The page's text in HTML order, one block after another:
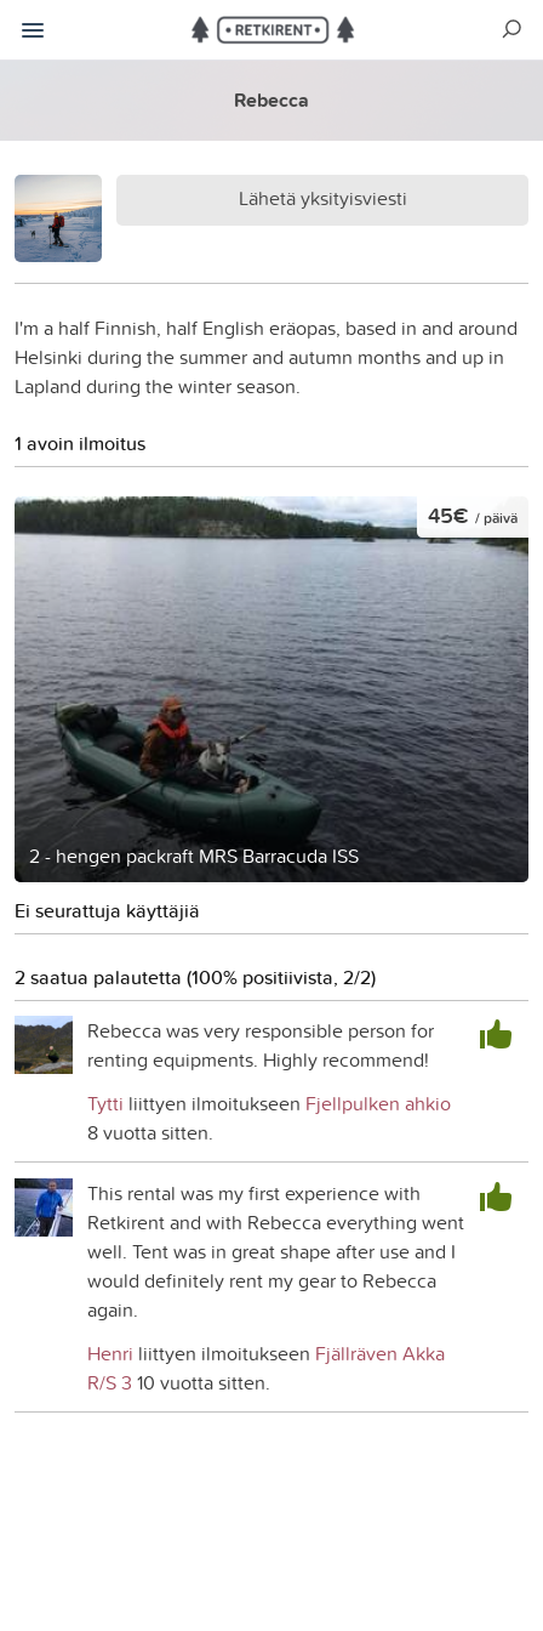
Rebecca
Lähetä yksityisviesti
I'm a half Finnish, half English eräopas, based in and around
Helsinki during the summer and autumn months and up in
Lapland during the winter season.
1 avoin ilmoitus
2 - hengen packraft MRS Barracuda ISS
45€ / päivä
Ei seurattuja käyttäjiä
2 saatua palautetta (100% positiivista, 2/2)
Rebecca was very responsible person for
renting equipments. Highly recommend!
Tytti liittyen ilmoitukseen Fjellpulken ahkio
8 vuotta sitten.
This rental was my first experience with
Retkirent and with Rebecca everything went
well. Tent was in great shape after use and I
would definitely rent my gear to Rebecca
again.
Henri liittyen ilmoitukseen Fjällräven Akka
R/S 3 10 vuotta sitten.